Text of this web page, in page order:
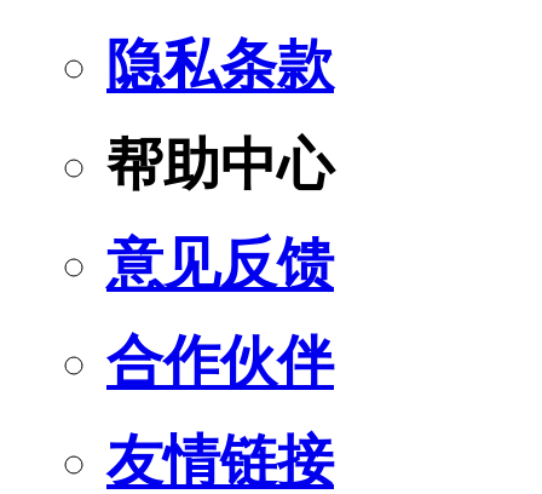
隐私条款
帮助中心
意见反馈
合作伙伴
友情链接